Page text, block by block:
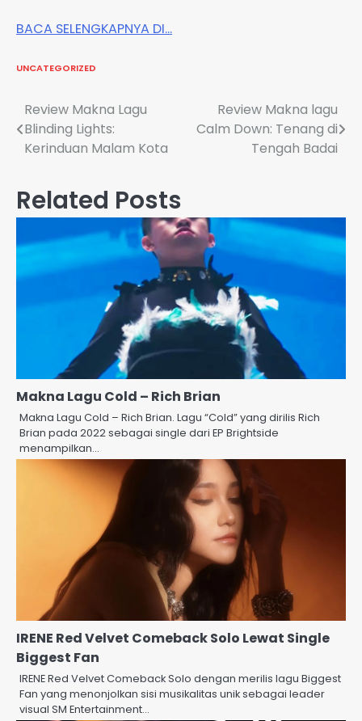
BACA SELENGKAPNYA DI…
UNCATEGORIZED
Post
navigation
Review Makna Lagu
Blinding Lights:
Kerinduan Malam Kota
Review Makna lagu
Calm Down: Tenang di
Tengah Badai
Related Posts
Makna Lagu Cold – Rich Brian
Makna Lagu Cold – Rich Brian. Lagu “Cold” yang dirilis Rich
Brian pada 2022 sebagai single dari EP Brightside
menampilkan…
IRENE Red Velvet Comeback Solo Lewat Single
Biggest Fan
IRENE Red Velvet Comeback Solo dengan merilis lagu Biggest
Fan yang menonjolkan sisi musikalitas unik sebagai leader
visual SM Entertainment…